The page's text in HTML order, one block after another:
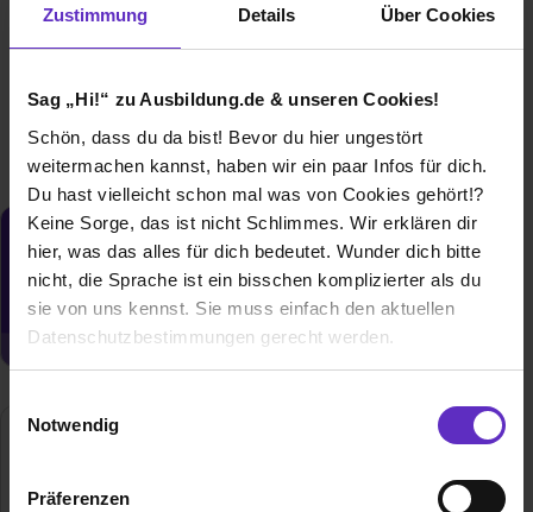
Zustimmung Details Über Cookies
Sag „Hi!“ zu Ausbildung.de & unseren Cookies!
Schön, dass du da bist! Bevor du hier ungestört
weitermachen kannst, haben wir ein paar Infos für dich.
Du hast vielleicht schon mal was von Cookies gehört!?
Keine Sorge, das ist nicht Schlimmes. Wir erklären dir
hier, was das alles für dich bedeutet. Wunder dich bitte
nicht, die Sprache ist ein bisschen komplizierter als du
sie von uns kennst. Sie muss einfach den aktuellen
Datenschutzbestimmungen gerecht werden.
Benutzung der Webseite getroffenen Einstellungen zu
Notwendig
Präferenzen
1 freier Platz
Du möchtest neue Stellen automatisch
zugeschickt bekommen?
Jetzt aktivieren
79292 Pfaffenweiler